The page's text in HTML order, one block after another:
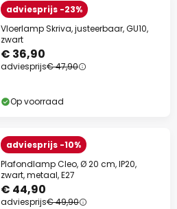
adviesprijs -23%
Vloerlamp Skriva, justeerbaar, GU10,
zwart
€ 36,90
adviesprijs€ 47,90
Op voorraad
adviesprijs -10%
Plafondlamp Cleo, Ø 20 cm, IP20,
zwart, metaal, E27
€ 44,90
adviesprijs€ 49,90